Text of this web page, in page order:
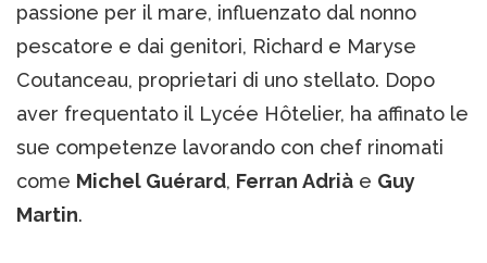
passione per il mare, influenzato dal nonno
pescatore e dai genitori, Richard e Maryse
Coutanceau, proprietari di uno stellato. Dopo
aver frequentato il Lycée Hôtelier, ha affinato le
sue competenze lavorando con chef rinomati
come Michel Guérard, Ferran Adrià e Guy
Martin.